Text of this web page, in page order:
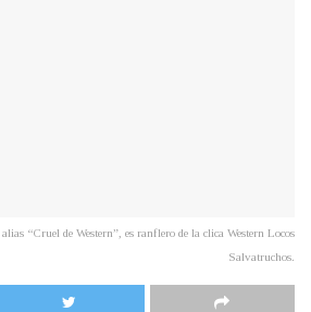
“Cruel de Western”, es ranflero de la clica Western Locos
Salvatruchos.